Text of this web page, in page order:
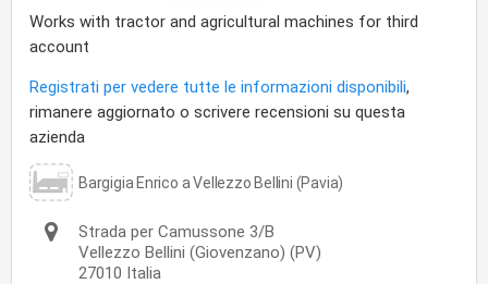
Works with tractor and agricultural machines for third
account
Registrati per vedere tutte le informazioni disponibili,
rimanere aggiornato o scrivere recensioni su questa
azienda
Bargigia Enrico a Vellezzo Bellini (Pavia)
Strada per Camussone 3/B
Vellezzo Bellini (Giovenzano) (PV)
27010 Italia